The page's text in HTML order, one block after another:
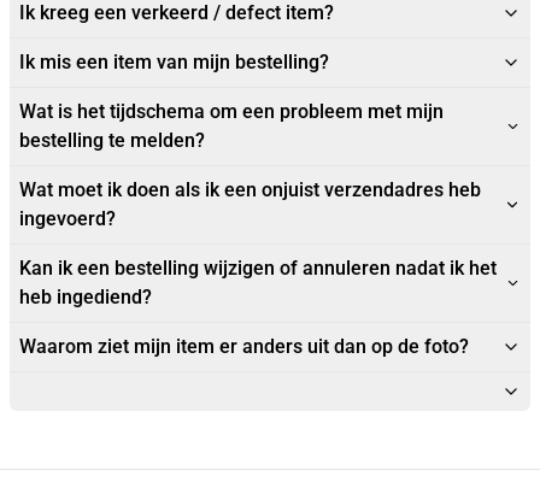
Ik kreeg een verkeerd / defect item?
Ik mis een item van mijn bestelling?
Wat is het tijdschema om een probleem met mijn
bestelling te melden?
Wat moet ik doen als ik een onjuist verzendadres heb
ingevoerd?
Kan ik een bestelling wijzigen of annuleren nadat ik het
heb ingediend?
Waarom ziet mijn item er anders uit dan op de foto?